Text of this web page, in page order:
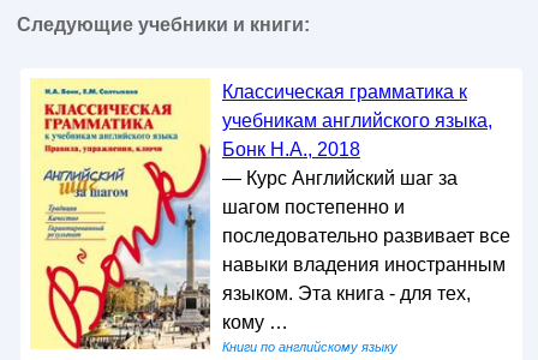
Следующие учебники и книги:
Классическая грамматика к
учебникам английского языка,
Бонк Н.А., 2018
— Курс Английский шаг за
шагом постепенно и
последовательно развивает все
навыки владения иностранным
языком. Эта книга - для тех,
кому …
Книги по английскому языку